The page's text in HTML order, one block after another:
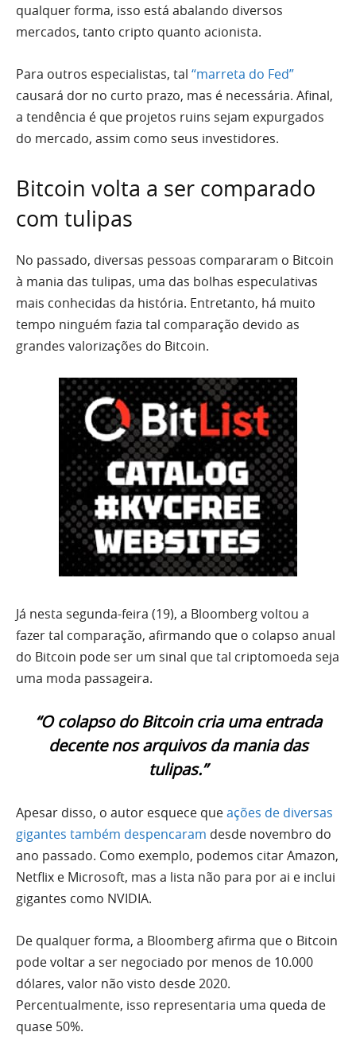
qualquer forma, isso está abalando diversos
mercados, tanto cripto quanto acionista.
Para outros especialistas, tal “marreta do Fed”
causará dor no curto prazo, mas é necessária. Afinal,
a tendência é que projetos ruins sejam expurgados
do mercado, assim como seus investidores.
Bitcoin volta a ser comparado
com tulipas
No passado, diversas pessoas compararam o Bitcoin
à mania das tulipas, uma das bolhas especulativas
mais conhecidas da história. Entretanto, há muito
tempo ninguém fazia tal comparação devido as
grandes valorizações do Bitcoin.
Já nesta segunda-feira (19), a Bloomberg voltou a
fazer tal comparação, afirmando que o colapso anual
do Bitcoin pode ser um sinal que tal criptomoeda seja
uma moda passageira.
“O colapso do Bitcoin cria uma entrada
decente nos arquivos da mania das
tulipas.”
Apesar disso, o autor esquece queações de diversas
gigantes também despencaram desde novembro do
ano passado. Como exemplo, podemos citar Amazon,
Netflix e Microsoft, mas a lista não para por ai e inclui
gigantes como NVIDIA.
De qualquer forma, a Bloomberg afirma que o Bitcoin
pode voltar a ser negociado por menos de 10.000
dólares, valor não visto desde 2020.
Percentualmente, isso representaria uma queda de
quase 50%.